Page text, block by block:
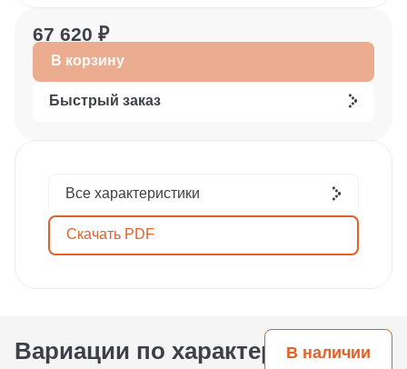
67 620 ₽
В корзину
Быстрый заказ
Все характеристики
Скачать PDF
Вариации по характеристикам
В наличии